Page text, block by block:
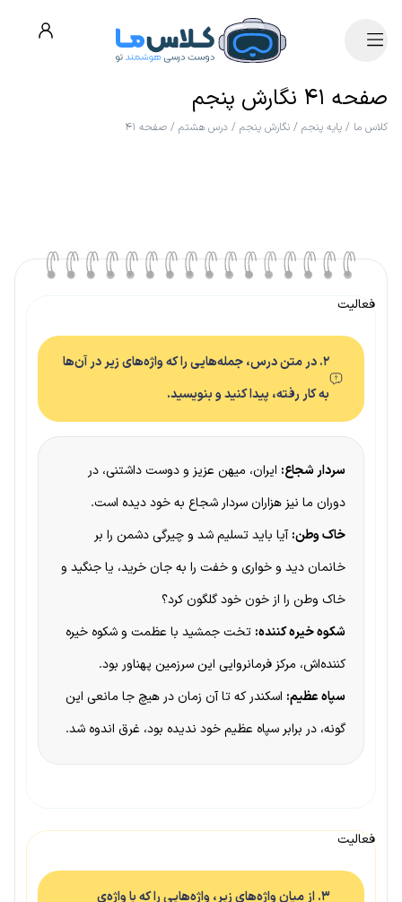
صفحه ۴۱ نگارش پنجم
کلاس ما / پایه پنجم / نگارش پنجم / درس هشتم / صفحه ۴۱
فعالیت
۲. در متن درس، جمله‌هایی را که واژه‌های زیر در آن‌ها
به کار رفته، پیدا کنید و بنویسید.
سردار شجاع: ایران، میهن عزیز و دوست داشتنی، در
دوران ما نیز هزاران سردار شجاع به خود دیده است.
خاک وطن:آیا باید تسلیم شد و چیرگی دشمن را بر
خانمان دید و خواری و خفت را به جان خرید، یا جنگید و
خاک وطن را از خون خود گلگون کرد؟
شکوه خیره کننده: تخت جمشید با عظمت و شکوه خیره
کننده‌اش، مرکز فرمانروایی این سرزمین پهناور بود.
سپاه عظیم: اسکندر که تا آن زمان در هیچ جا مانعی این
گونه، در برابر سپاه عظیم خود ندیده بود، غرق اندوه شد.
فعالیت
۳. از میان واژه‌های زیر، واژه‌هایی را که با واژه‌ی